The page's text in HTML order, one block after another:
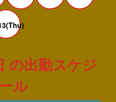
の出勤スケジ
ル